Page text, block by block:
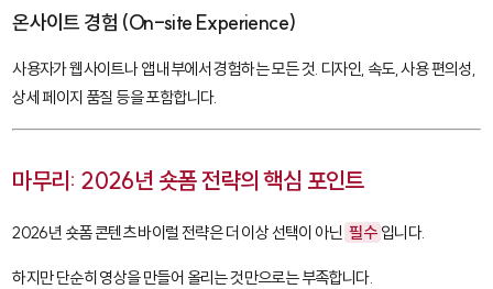
온사이트 경험 (On-site Experience)
사용자가 웹사이트나 앱 내부에서 경험하는 모든 것. 디자인, 속도, 사용 편의성,
상세 페이지 품질 등을 포함합니다.
마무리: 2026년 숏폼 전략의 핵심 포인트
2026년 숏폼 콘텐츠 바이럴 전략은 더 이상 선택이 아닌 필수 입니다.
하지만 단순히 영상을 만들어 올리는 것만으로는 부족합니다.